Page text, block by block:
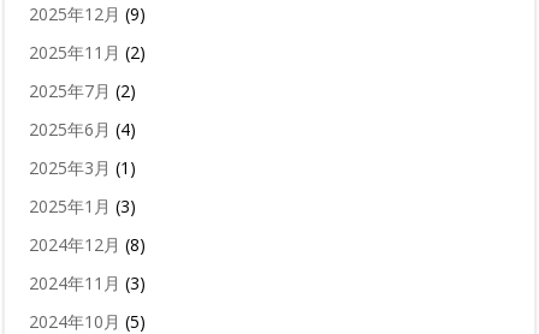
2025年12月 (9)
2025年11月 (2)
2025年7月 (2)
2025年6月 (4)
2025年3月 (1)
2025年1月 (3)
2024年12月 (8)
2024年11月 (3)
2024年10月 (5)